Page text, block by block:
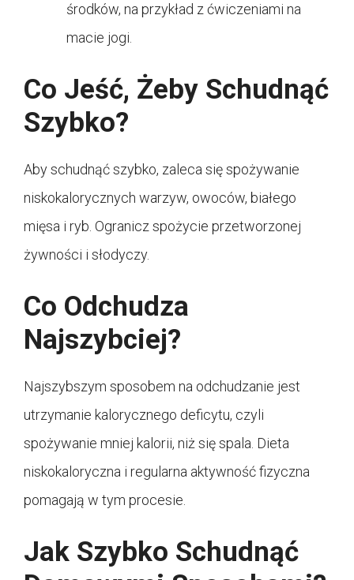
środków, na przykład z ćwiczeniami na
macie jogi.
Co Jeść, Żeby Schudnąć
Szybko?
Aby schudnąć szybko, zaleca się spożywanie
niskokalorycznych warzyw, owoców, białego
mięsa i ryb. Ogranicz spożycie przetworzonej
żywności i słodyczy.
Co Odchudza
Najszybciej?
Najszybszym sposobem na odchudzanie jest
utrzymanie kalorycznego deficytu, czyli
spożywanie mniej kalorii, niż się spala. Dieta
niskokaloryczna i regularna aktywność fizyczna
pomagają w tym procesie.
Jak Szybko Schudnąć